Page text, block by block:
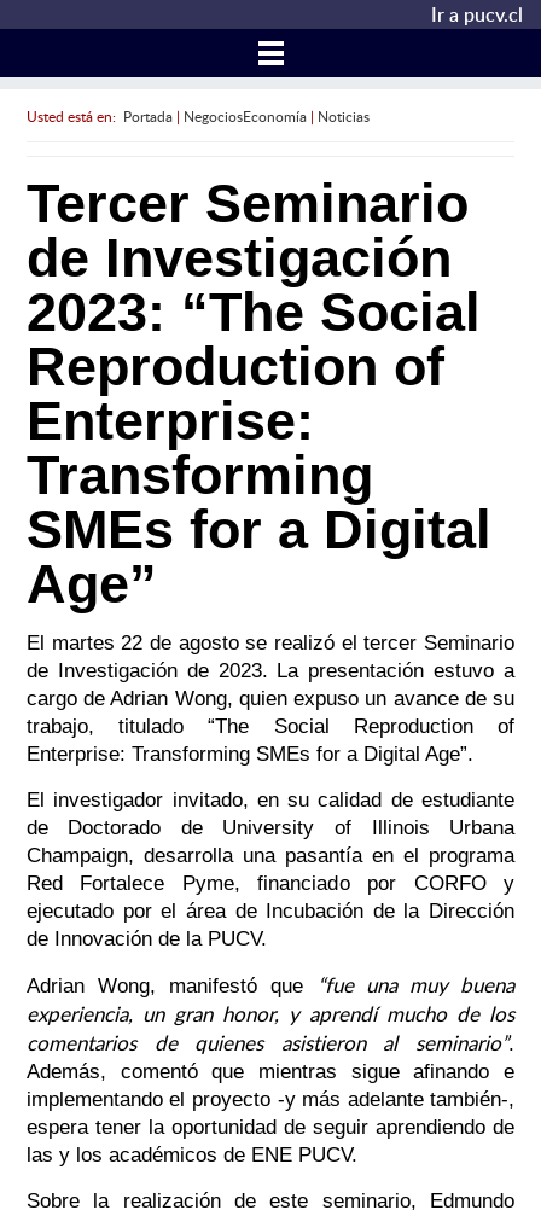
Ir a pucv.cl
Usted está en: Portada| NegociosEconomía| Noticias
Tercer Seminario
de Investigación
2023: “The Social
Reproduction of
Enterprise:
Transforming
SMEs for a Digital
Age”
El martes 22 de agosto se realizó el tercer Seminario
de Investigación de 2023. La presentación estuvo a
cargo de Adrian Wong, quien expuso un avance de su
trabajo, titulado “The Social Reproduction of
Enterprise: Transforming SMEs for a Digital Age”.
El investigador invitado, en su calidad de estudiante
de Doctorado de University of Illinois Urbana
Champaign, desarrolla una pasantía en el programa
Red Fortalece Pyme, financiado por CORFO y
ejecutado por el área de Incubación de la Dirección
de Innovación de la PUCV.
Adrian Wong, manifestó que
“fue una muy buena
experiencia, un gran honor, y aprendí mucho de los
comentarios de quienes asistieron al seminario”.
Además, comentó que mientras sigue afinando e
implementando el proyecto -y más adelante también-,
espera tener la oportunidad de seguir aprendiendo de
las y los académicos de ENE PUCV.
Sobre la realización de este seminario, Edmundo